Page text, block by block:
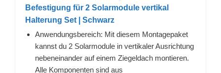
Befestigung für 2 Solarmodule vertikal
Halterung Set | Schwarz
Anwendungsbereich: Mit diesem Montagepaket
kannst du 2 Solarmodule in vertikaler Ausrichtung
nebeneinander auf einem Ziegeldach montieren.
Alle Komponenten sind aus